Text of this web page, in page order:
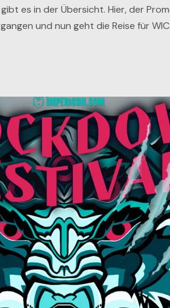
es in der Übersicht. Hier, der
und nun geht die Reise für